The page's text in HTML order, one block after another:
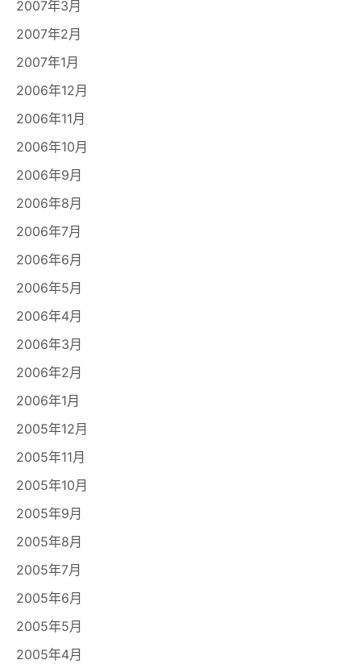
2007年3月
2007年2月
2007年1月
2006年12月
2006年11月
2006年10月
2006年9月
2006年8月
2006年7月
2006年6月
2006年5月
2006年4月
2006年3月
2006年2月
2006年1月
2005年12月
2005年11月
2005年10月
2005年9月
2005年8月
2005年7月
2005年6月
2005年5月
2005年4月